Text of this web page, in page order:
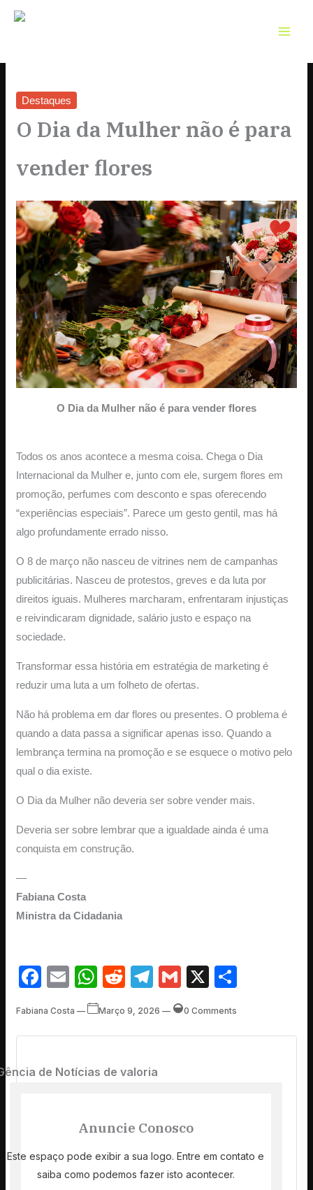
Skip
Destaques
O Dia da Mulher não é para
vender flores
O Dia da Mulher não é para vender flores
Todos os anos acontece a mesma coisa. Chega o Dia
Internacional da Mulher e, junto com ele, surgem flores em
promoção, perfumes com desconto e spas oferecendo
“experiências especiais”. Parece um gesto gentil, mas há
algo profundamente errado nisso.
O 8 de março não nasceu de vitrines nem de campanhas
publicitárias. Nasceu de protestos, greves e da luta por
direitos iguais. Mulheres marcharam, enfrentaram injustiças
e reivindicaram dignidade, salário justo e espaço na
sociedade.
Transformar essa história em estratégia de marketing é
reduzir uma luta a um folheto de ofertas.
Não há problema em dar flores ou presentes. O problema é
quando a data passa a significar apenas isso. Quando a
lembrança termina na promoção e se esquece o motivo pelo
qual o dia existe.
O Dia da Mulher não deveria ser sobre vender mais.
Deveria ser sobre lembrar que a igualdade ainda é uma
conquista em construção.
—
Fabiana Costa
Ministra da Cidadania
Facebook
EmailWhatsApp
RedditTelegram
Gmail
X
Fabiana Costa — Março 9, 2026 — 0 Comments
de Notícias de valoria
Anuncie Conosco
Este espaço pode exibir a sua logo. Entre em contato e
saiba como podemos fazer isto acontecer.